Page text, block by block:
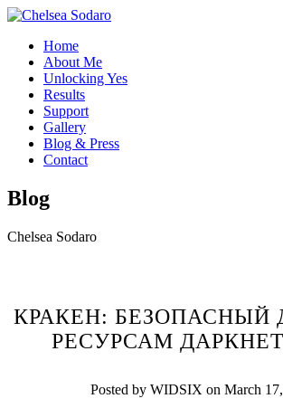
Home
About Me
Unlocking Yes
Results
Support
Gallery
Blog & Press
Contact
Blog
Chelsea Sodaro
КРАКЕН: БЕЗОПАСНЫЙ
РЕСУРСАМ
Posted by WIDSIX on March